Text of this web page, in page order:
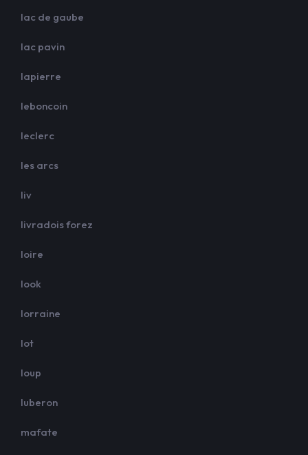
lac de gaube
lac pavin
lapierre
leboncoin
leclerc
les arcs
liv
livradois forez
loire
look
lorraine
lot
loup
luberon
mafate